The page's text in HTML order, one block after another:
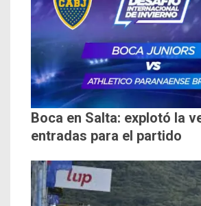
Boca en Salta: explotó la
entradas para el partido